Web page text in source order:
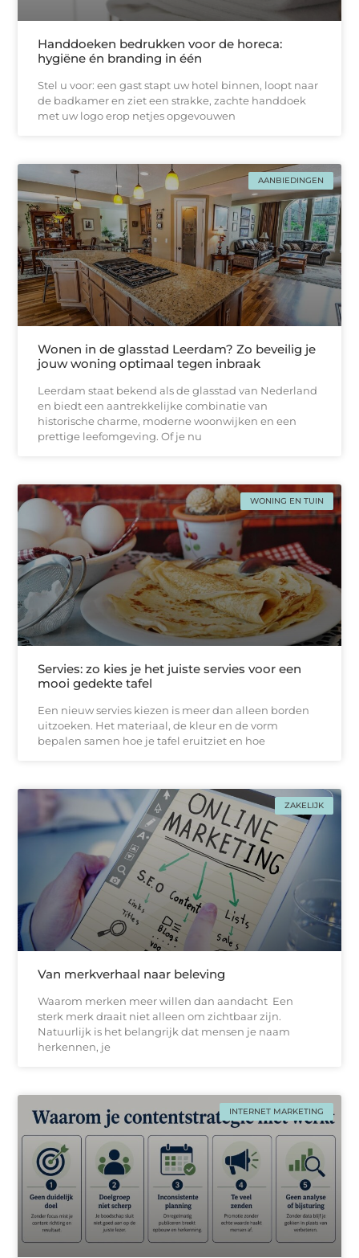
Handdoeken bedrukken voor de horeca:
hygiëne én branding in één
Stel u voor: een gast stapt uw hotel binnen, loopt naar
de badkamer en ziet een strakke, zachtе handdoek
met uw logo erop netjes opgevouwen
AANBIEDINGEN
Wonen in de glasstad Leerdam? Zo beveilig je
jouw woning optimaal tegen inbraak
Leerdam staat bekend als de glasstad van Nederland
en biedt een aantrekkelijke combinatie van
historische charme, moderne woonwijken en een
prettige leefomgeving. Of je nu
WONING EN TUIN
Servies: zo kies je het juiste servies voor een
mooi gedekte tafel
Een nieuw servies kiezen is meer dan alleen borden
uitzoeken. Het materiaal, de kleur en de vorm
bepalen samen hoe je tafel eruitziet en hoe
ZAKELIJK
Van merkverhaal naar beleving
Waarom merken meer willen dan aandacht Een
sterk merk draait niet alleen om zichtbaar zijn.
Natuurlijk is het belangrijk dat mensen je naam
herkennen, je
INTERNET MARKETING